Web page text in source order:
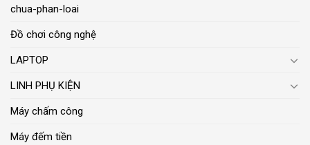
chua-phan-loai
Đồ chơi công nghệ
LAPTOP
LINH PHỤ KIỆN
Máy chấm công
Máy đếm tiền